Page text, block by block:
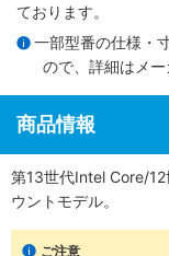
ております。
一部型番の仕様・
ので、詳細は メ
商品情報
第13世代Intel Core/
ウントモデル。
ご注意